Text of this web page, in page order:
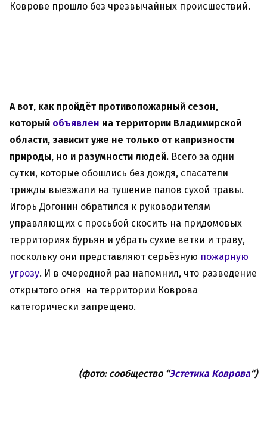
Коврове прошло без чрезвычайных происшествий.
А вот, как пройдёт противопожарный сезон,
который объявлен на территории Владимирской
области, зависит уже не только от капризности
природы, но и разумности людей. Всего за одни
сутки, которые обошлись без дождя, спасатели
трижды выезжали на тушение палов сухой травы.
Игорь Догонин обратился к руководителям
управляющих с просьбой скосить на придомовых
территориях бурьян и убрать сухие ветки и траву,
поскольку они представляют серьёзную пожарную
угрозу. И в очередной раз напомнил, что разведение
открытого огня на территории Коврова
категорически запрещено.
(фото: сообщество “Эстетика Коврова“)